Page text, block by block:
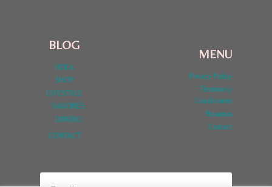
BLOG
HOLA
SHOP
LYFESTYLE
SABORES
DINERO
CONTACT
MENU
Privacy Policy
Términos y
Condiciones
Nosotros
Contact